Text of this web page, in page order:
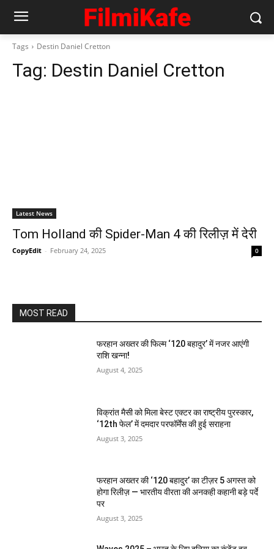
Tags Destin Daniel Cretton
Tag: Destin Daniel Cretton
Latest News
Tom Holland की Spider-Man 4 की रिलीज़ में देरी
CopyEdit - February 24, 2025 0
MOST READ
फरहान अख्तर की फिल्म ‘120 बहादुर’ में नजर आएंगी
राशि खन्ना!
August 4, 2025
विक्रांत मैसी को मिला बेस्ट एक्टर का राष्ट्रीय पुरस्कार,
‘12th फेल’ में दमदार परफॉर्मेंस की हुई सराहना
August 3, 2025
फरहान अख्तर की ‘120 बहादुर’ का टीज़र 5 अगस्त को
होगा रिलीज़ — भारतीय वीरता की अनकही कहानी बड़े पर्दे
पर
August 3, 2025